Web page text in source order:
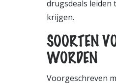
drugsdeals leiden
krijgen.
SOORTEN
WORDEN
Voorgeschreven